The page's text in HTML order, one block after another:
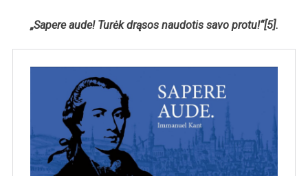
„Sapere aude! Turėk drąsos naudotis savo protu!“[5].